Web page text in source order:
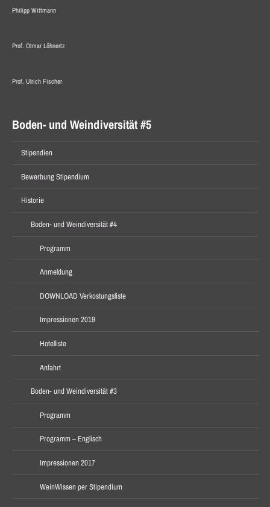
Philipp Wittmann
Prof. Otmar Löhnertz
Prof. Ulrich Fischer
Boden- und Weindiversität #5
Stipendien
Bewerbung Stipendium
Historie
Boden- und Weindiversität #4
Programm
Anmeldung
DOWNLOAD Verkostungsliste
Impressionen 2019
Hotelliste
Anfahrt
Boden- und Weindiversität #3
Programm
Programm – Englisch
Impressionen 2017
WeinWissen per Stipendium